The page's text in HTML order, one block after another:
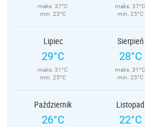
maks. 37°C
min. 23°C
maks. 37°C
min. 25°C
Lipiec
29°C
maks. 31°C
min. 25°C
Sierpień
28°C
maks. 31°C
min. 25°C
Październik
26°C
Listopad
22°C